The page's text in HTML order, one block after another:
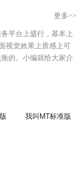
更多>>
平台上盛行，基本上
视觉效果上质感上可
的。小编就给大家介
与手机单机游戏，有
我叫MT标准版